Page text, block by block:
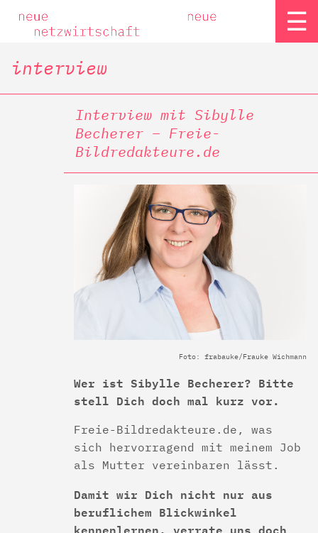
☰
interview
Interview mit Sibylle
Becherer – Freie-
Bildredakteure.de
Foto: frabauke/Frauke Wichmann
Wer ist Sibylle Becherer? Bitte
stell Dich doch mal kurz vor.
Freie-Bildredakteure.de, was
sich hervorragend mit meinem Job
als Mutter vereinbaren lässt.
Damit wir Dich nicht nur aus
beruflichem Blickwinkel